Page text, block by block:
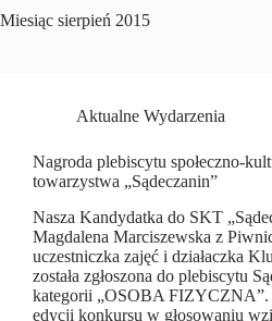
Miesiąc sierpień 2015
Aktualne Wydarzenia
Nagroda plebiscytu społeczno-
towarzystwa „Sądeczanin”
Nasza Kandydatka do SKT
Magdalena Marciszewska z
uczestniczka zajęć i działaczka
została zgłoszona do plebiscytu
kategorii „OSOBA FIZYCZNA”.
edycji konkursu w głosowaniu